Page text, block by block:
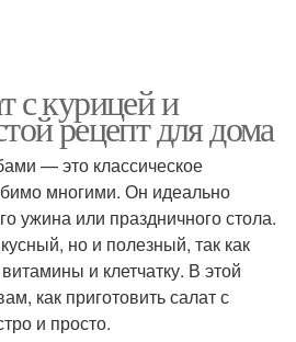
с курицей и
рецепт для дома
— это классическое
многими. Он идеально
ужина или праздничного стола.
но и полезный, так как
и клетчатку. В этой
как приготовить салат с
и просто.